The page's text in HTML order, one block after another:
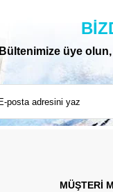
Bültenimize üye
MÜŞTERİ